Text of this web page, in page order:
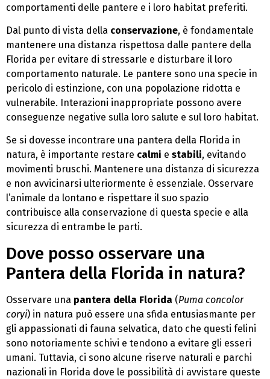
comportamenti delle pantere e i loro habitat preferiti.
Dal punto di vista della conservazione, è fondamentale
mantenere una distanza rispettosa dalle pantere della
Florida per evitare di stressarle e disturbare il loro
comportamento naturale. Le pantere sono una specie in
pericolo di estinzione, con una popolazione ridotta e
vulnerabile. Interazioni inappropriate possono avere
conseguenze negative sulla loro salute e sul loro habitat.
Se si dovesse incontrare una pantera della Florida in
natura, è importante restare calmi e stabili, evitando
movimenti bruschi. Mantenere una distanza di sicurezza
e non avvicinarsi ulteriormente è essenziale. Osservare
l’animale da lontano e rispettare il suo spazio
contribuisce alla conservazione di questa specie e alla
sicurezza di entrambe le parti.
Dove posso osservare una
Pantera della Florida in natura?
Osservare una pantera della Florida (Puma concolor
coryi) in natura può essere una sfida entusiasmante per
gli appassionati di fauna selvatica, dato che questi felini
sono notoriamente schivi e tendono a evitare gli esseri
umani. Tuttavia, ci sono alcune riserve naturali e parchi
nazionali in Florida dove le possibilità di avvistare queste